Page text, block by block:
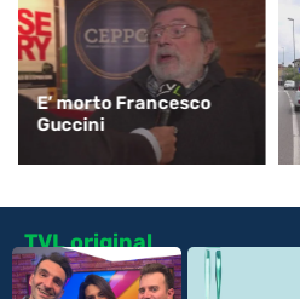
E’ morto Francesco
Guccini
TVL original